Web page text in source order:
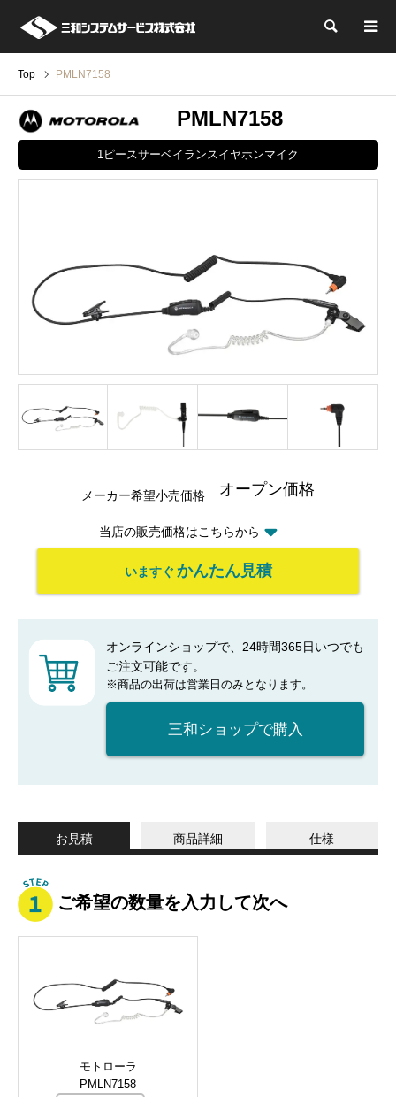
検索
Top PMLN7158
PMLN7158
1ピースサーベイランスイヤホンマイク
メーカー希望小売価格 オープン価格
当店の販売価格はこちらから
いますぐ かんたん見積
オンラインショップで、24時間365日いつでも
ご注文可能です。
※商品の出荷は営業日のみとなります。
三和ショップで購入
お見積 商品詳細 仕様
ご希望の数量を入力して次へ
モトローラ
PMLN7158